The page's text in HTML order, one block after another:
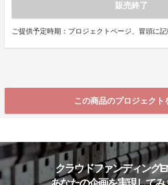
販売終了
ご提供予定時期：プロジェクトページ、冒頭に記
この商品のプロジェクト
クラウドファンディング